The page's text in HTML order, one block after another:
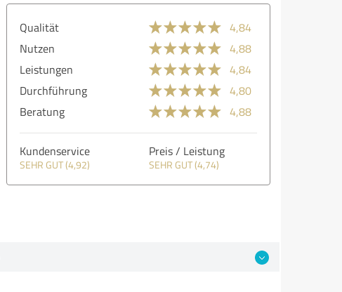
Qualität
4,84
Nutzen
4,88
Leistungen
4,84
Durchführung
4,80
Beratung
4,88
Kundenservice
SEHR GUT (4,92)
Preis / Leistung
SEHR GUT (4,74)